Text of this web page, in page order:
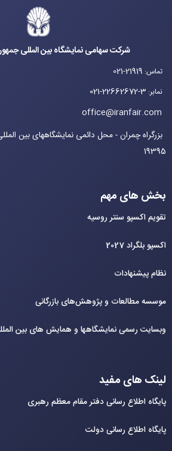
شرکت سهامی نمایشگاه بین المللی
تماس:
021-21919
نمابر:
021-22662672-3
office@iranfair.com
19395
بخش های مهم
تقویم اکسپو سنتر روسیه
اکسپو بلگراد 2027
نظام پیشنهادات
موسسه مطالعات و پژوهش‌های بازرگانی
وبسایت رسمی نمایشگاهها و همایش های بین‌
لینک های مفید
پایگاه اطلاع رسانی دفتر مقام معظم رهبری
پایگاه اطلاع رسانی دولت